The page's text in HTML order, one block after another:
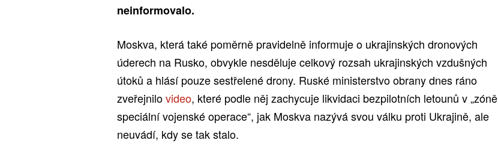
neinformovalo.
Moskva, která také poměrně pravidelně informuje o ukrajinských dronových
úderech na Rusko, obvykle nesděluje celkový rozsah ukrajinských vzdušných
útoků a hlásí pouze sestřelené drony. Ruské ministerstvo obrany dnes ráno
zveřejnilovideo, které podle něj zachycuje likvidaci bezpilotních letounů v „zóně
speciální vojenské operace“, jak Moskva nazývá svou válku proti Ukrajině, ale
neuvádí, kdy se tak stalo.